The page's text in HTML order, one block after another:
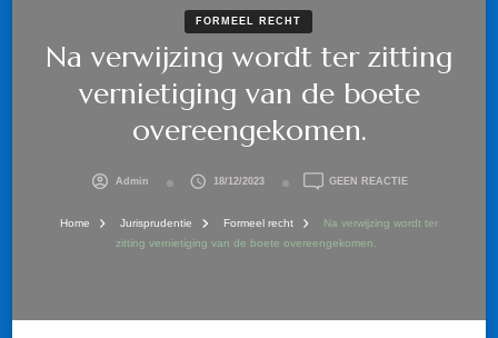
FORMEEL RECHT
Na verwijzing wordt ter zitting
vernietiging van de boete
overeengekomen.
Admin 18/12/2023 GEEN REACTIEOP
WORDT
Home Jurisprudentie Formeel recht
Na verwijzing wordt ter
zitting vernietiging van de boete overeengekomen.